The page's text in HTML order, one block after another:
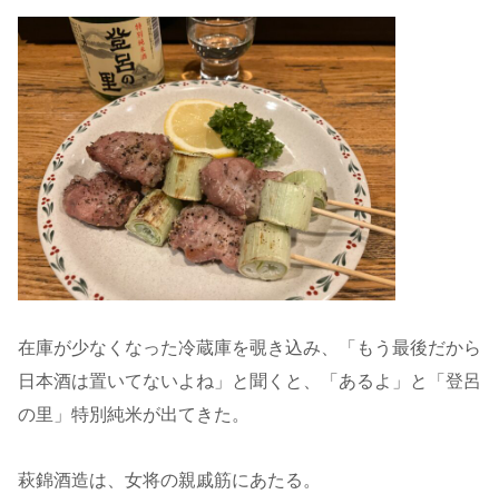
在庫が少なくなった冷蔵庫を覗き込み、「もう最後だから
日本酒は置いてないよね」と聞くと、「あるよ」と「登呂
の里」特別純米が出てきた。
萩錦酒造は、女将の親戚筋にあたる。